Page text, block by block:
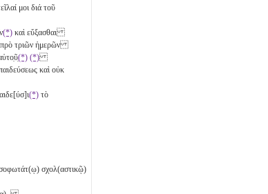
μοι διά τοῦ
(*) καὶ εὔξασθαι
τριῶν ἡμερῶν
(*) (*)
καὶ οὐκ
(*) τὸ
σχολ(αστικῷ)